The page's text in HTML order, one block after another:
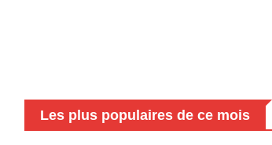
Les plus populaires de ce mois